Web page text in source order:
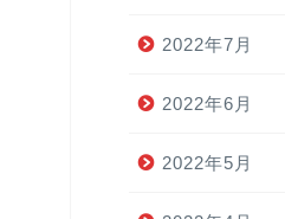
2022年7月
2022年6月
2022年5月